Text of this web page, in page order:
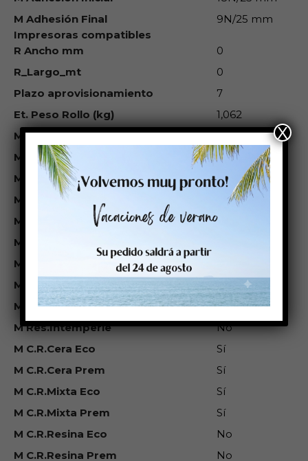
M Adhesión Final
9N/25 mm
Impresoras compatibles
R Ancho mm
0
R_Largo_mt
0
Plazo aprovisionamiento
7
Et. Peso Rollo (kg)
1,062
M Térm Directo
No
M Trans.Termica
Sí
M Inkjet
No
M Láser
No
M Res.Agua
Baja
M Res.Ag.Salada
M Res.Sol
M Res.Gasolina
M Res.Tempt.
No
M Res.Intemperie
No
M C.R.Cera Eco
Sí
M C.R.Cera Prem
Sí
M C.R.Mixta Eco
Sí
M C.R.Mixta Prem
Sí
M C.R.Resina Eco
No
M C.R.Resina Prem
No
X